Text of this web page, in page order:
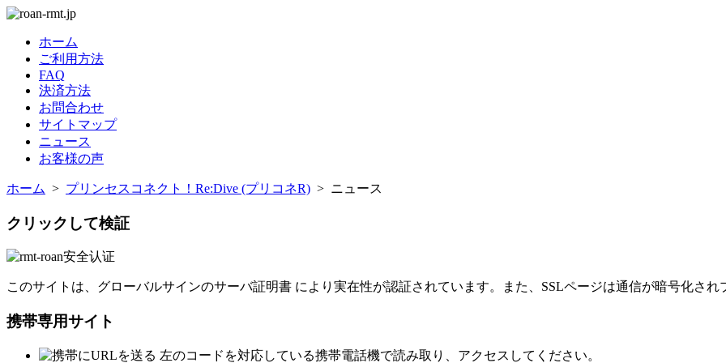
ホーム
ご利用方法
FAQ
決済方法
お問合わせ
サイトマップ
ニュース
お客様の声
ホーム > プリンセスコネクト！Re:Dive (プリコネR) > ニュース
クリックして検証
このサイトは、グローバルサインのサーバ証明書 により実在性が認証されています。また、SSLページは通信が暗号化され
携帯専用サイト
左のコードを対応している携帯電話機で読み取り、アクセスしてください。